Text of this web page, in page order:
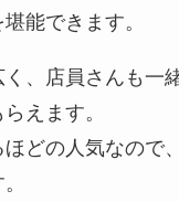
能できます。
く、店員さんも一
えます。
どの人気なので